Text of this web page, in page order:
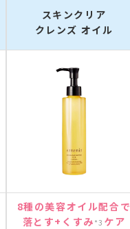
スキンクリア
クレンズ オイル
8種の美容オイル配合で
落とす+くすみ *3 ケア